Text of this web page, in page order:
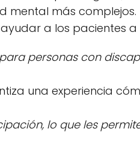
más complejos.
a los pacientes a
personas con
una experiencia
lo que les